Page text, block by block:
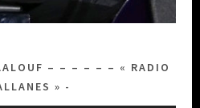
– – – – – – « RADIO
»